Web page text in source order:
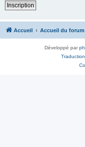
Inscription
Accueil Accueil du forum
Développé par